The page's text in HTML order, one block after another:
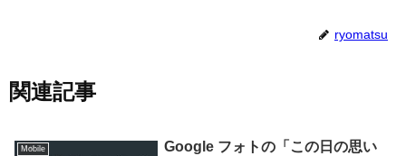
ryomatsu
関連記事
Mobile
Google フォトの「この日の思い